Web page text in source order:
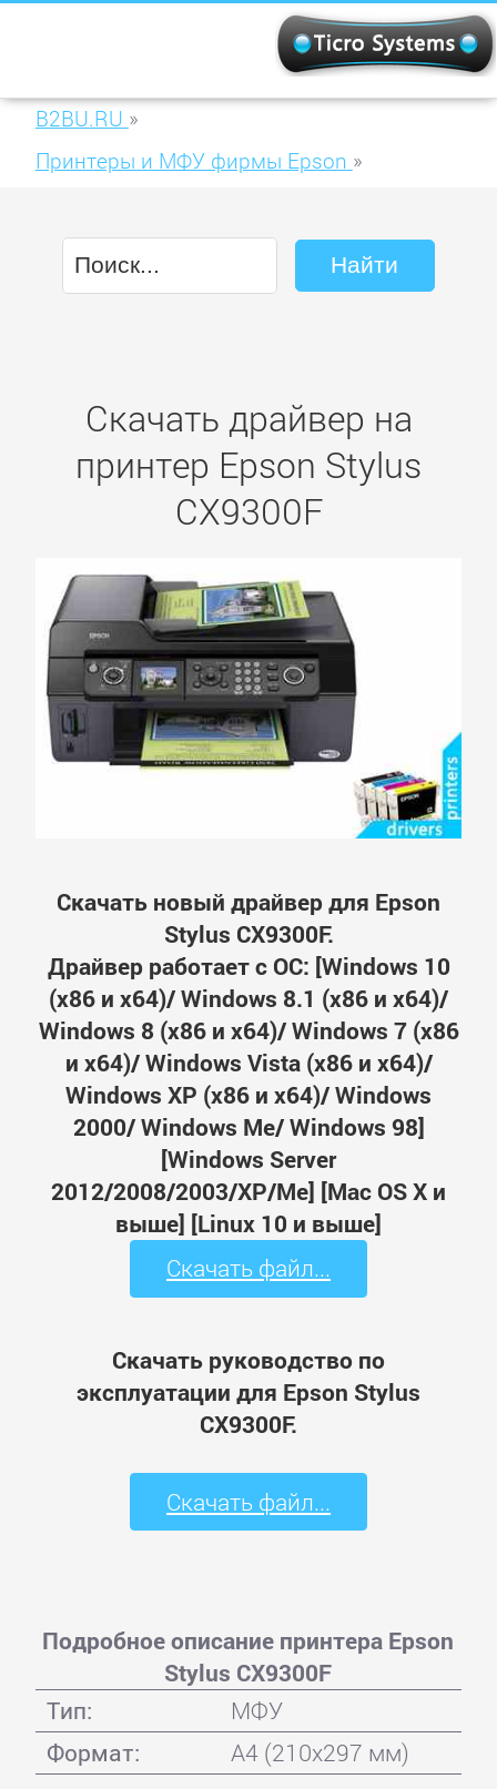
B2BU.RU »
Принтеры и МФУ фирмы Epson »
Скачать драйвер на
принтер Epson Stylus
CX9300F
Скачать новый драйвер для Epson
Stylus CX9300F.
Драйвер работает с ОС: [Windows 10
(x86 и x64)/ Windows 8.1 (x86 и x64)/
Windows 8 (x86 и x64)/ Windows 7 (x86
и x64)/ Windows Vista (x86 и x64)/
Windows XP (x86 и x64)/ Windows
2000/ Windows Me/ Windows 98]
[Windows Server
2012/2008/2003/XP/Me] [Mac OS X и
выше] [Linux 10 и выше]
Скачать файл...
Скачать руководство по
эксплуатации для Epson Stylus
CX9300F.
Скачать файл...
Подробное описание принтера Epson
Stylus CX9300F
Тип:
МФУ
Формат:
A4 (210x297 мм)